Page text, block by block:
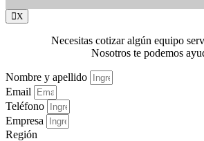
X
Necesitas cotizar algún equipo
Nosotros te podemos
Nombre y apellido
Email
Teléfono
Empresa
Región